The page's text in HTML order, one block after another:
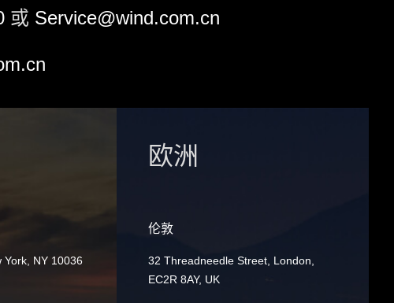
或 Service@wind.com.cn
York, NY 10036
欧洲
伦敦
32 Threadneedle Street, London,
EC2R 8AY, UK